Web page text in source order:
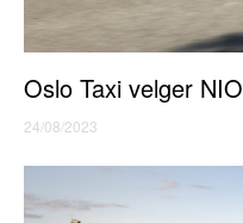
Oslo Taxi velger NIO
24/08/2023